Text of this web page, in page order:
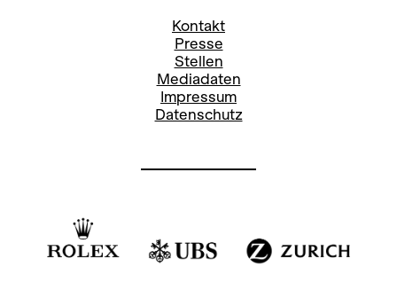
Kontakt
Presse
Stellen
Mediadaten
Impressum
Datenschutz